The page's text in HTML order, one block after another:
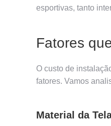
esportivas, tanto
Fatores
O custo de
fatores. Vamos
Material da